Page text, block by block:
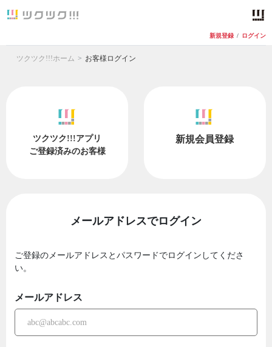
新規登録 / ログイン
ツクツク!!!ホーム お客様ログイン
ツクツク!!!アプリ
ご登録済みのお客様
新規会員登録
メールアドレスでログイン
ご登録のメールアドレスとパスワードでログインしてくださ
い。
メールアドレス